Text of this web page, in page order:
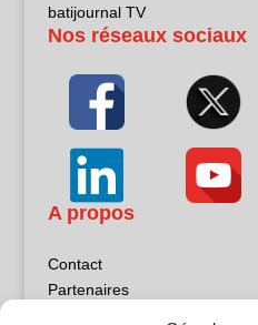
batijournal TV
Nos réseaux sociaux
A propos
Contact
Partenaires